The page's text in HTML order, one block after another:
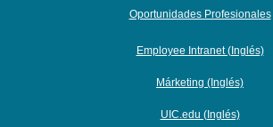
Oportunidades Profesionales
Employee Intranet (Inglés)
Márketing (Inglés)
UIC.edu (Inglés)